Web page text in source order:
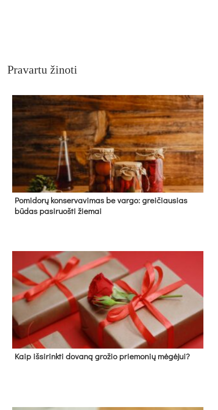
Pravartu žinoti
Pomidorų konservavimas be vargo: greičiausias
būdas pasiruošti žiemai
Kaip išsirinkti dovaną grožio priemonių mėgėjui?